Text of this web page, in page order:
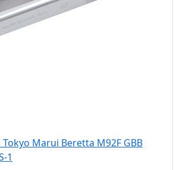
Marui Beretta M92F GBB
1